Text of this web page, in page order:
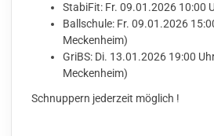
StabiFit: Fr. 09.01.2026 10:00
Ballschule: Fr. 09.01.2026
Meckenheim)
GriBS: Di. 13.01.2026 19:00
Meckenheim)
Schnuppern jederzeit möglich !